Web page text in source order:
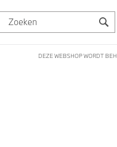
DEZE WEBSHOP WORDT